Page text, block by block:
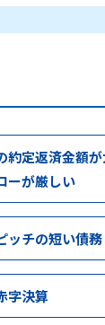
約定返済金額
ーが厳しい
ッチの短い債務
字決算